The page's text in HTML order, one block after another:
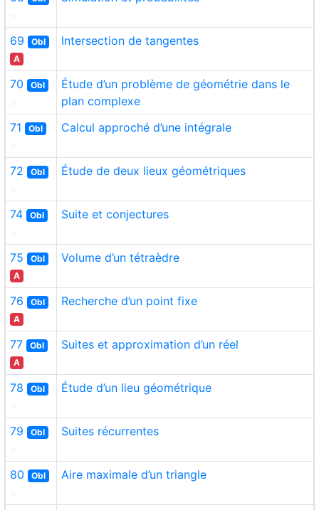
69 Obl
A
Intersection de tangentes
70 Obl
Étude d’un problème de géométrie dans le
plan complexe
71 Obl Calcul approché d’une intégrale
72 Obl Étude de deux lieux géométriques
74 Obl Suite et conjectures
75 Obl
A
Volume d’un tétraèdre
76 Obl
A
Recherche d’un point fixe
77 Obl
A
Suites et approximation d’un réel
78 Obl Étude d’un lieu géométrique
79 Obl Suites récurrentes
80 Obl Aire maximale d’un triangle